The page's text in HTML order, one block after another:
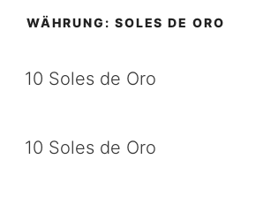
WÄHRUNG: SOLES DE ORO
10 Soles de Oro
10 Soles de Oro